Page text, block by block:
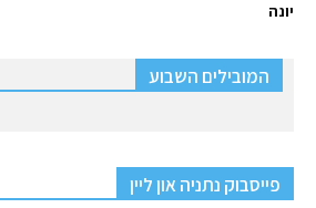
יונה
המובילים השבוע
פייסבוק נתניה און ליין